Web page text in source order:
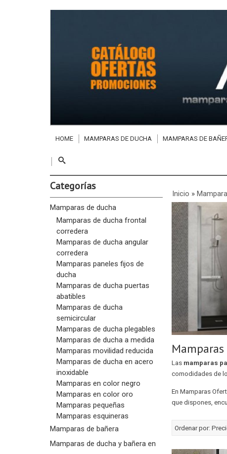
HOME MAMPARAS DE DUCHA MAMPARAS DE
Categorías
Mamparas de ducha
Mamparas de ducha frontal
corredera
Mamparas de ducha angular
corredera
Mamparas paneles fijos de
ducha
Mamparas de ducha puertas
abatibles
Mamparas de ducha
semicircular
Mamparas de ducha plegables
Mamparas de ducha a medida
Mamparas movilidad reducida
Mamparas de ducha en acero
inoxidable
Mamparas en color negro
Mamparas en color oro
Mamparas pequeñas
Mamparas esquineras
Mamparas de bañera
Mamparas de ducha y bañera en
Inicio »
Las mamparas
comodidades de
En Mamparas
que dispones,
Ordenar por: